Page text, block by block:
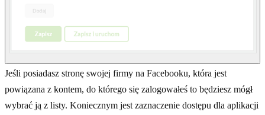
Jeśli posiadasz stronę swojej firmy na Facebooku, która jest
powiązana z kontem, do którego się zalogowałeś to będziesz mógł
wybrać ją z listy. Koniecznym jest zaznaczenie dostępu dla aplikacji